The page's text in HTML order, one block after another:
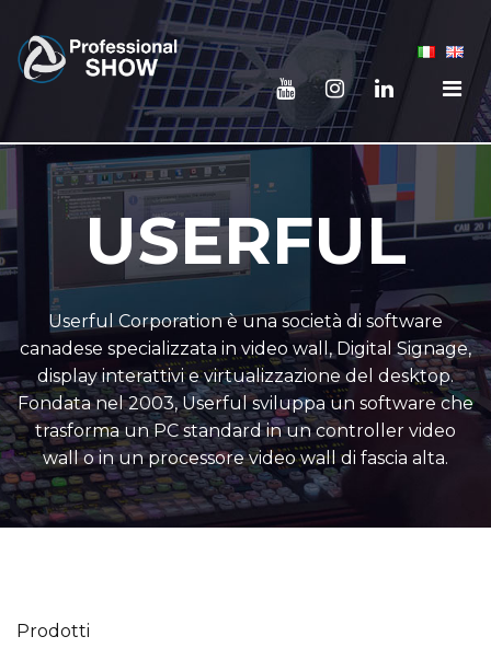
USERFUL
Userful Corporation è una società di software
canadese specializzata in video wall, Digital Signage,
display interattivi e virtualizzazione del desktop.
Fondata nel 2003, Userful sviluppa un software che
trasforma un PC standard in un controller video
wall o in un processore video wall di fascia alta.
Prodotti